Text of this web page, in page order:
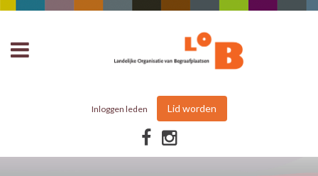
Inloggen leden Lid worden